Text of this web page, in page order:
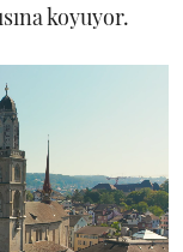
koyuyor.